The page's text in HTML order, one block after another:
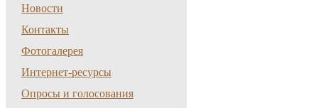
Новости
Контакты
Фотогалерея
Интернет-ресурсы
Опросы и голосования